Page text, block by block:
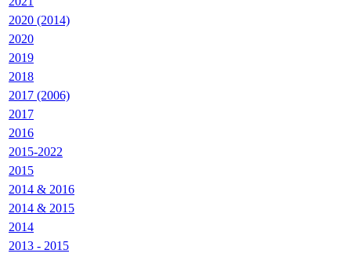
2020 (2014)
2020
2019
2018
2017 (2006)
2017
2016
2015-2022
2015
2014 & 2016
2014 & 2015
2014
2013 - 2015